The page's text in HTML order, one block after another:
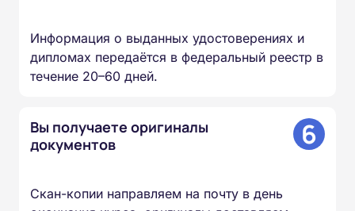
Информация о выданных удостоверениях и
дипломах передаётся в федеральный реестр в
течение 20–60 дней.
Вы получаете оригиналы
документов
6
Скан-копии направляем на почту в день